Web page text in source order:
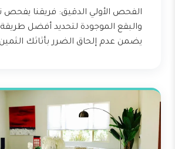
الفحص الأولي الدقيق: فريقنا يفحص
والبقع الموجودة لتحديد أفضل
يضمن عدم إلحاق الضرر بأثاثك